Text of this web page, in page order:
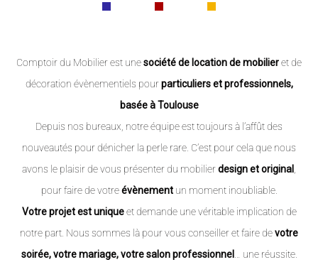
Comptoir du Mobilier est unesociété de location de mobilieret de
décoration évènementiels pourparticuliers et professionnels,
basée à Toulouse
Depuis nos bureaux, notre équipe est toujours à l’affût des
nouveautés pour dénicher la perle rare. C’est pour cela que nous
avons le plaisir de vous présenter du mobilierdesign et original ,
pour faire de votreévènementun moment inoubliable.
Votre projet est uniqueet demande une véritable implication de
notre part. Nous sommes là pour vous conseiller et faire devotre
soirée, votre mariage, votre salon professionnel … une réussite.